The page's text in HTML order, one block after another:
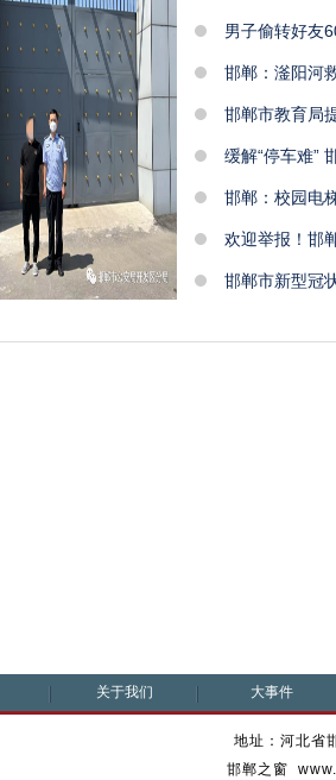
男子偷转好友
邯郸：滏阳河
邯郸市教育局
缓解“停车难”
邯郸：校园电
欢迎举报！邯
邯郸市新型冠
关于我们 大事件
地址：河北省
邯郸之窗